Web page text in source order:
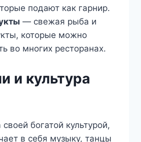
подают как гарнир.
— свежая рыба и
которые можно
во многих ресторанах.
и культура
богатой культурой,
в себя музыку, танцы